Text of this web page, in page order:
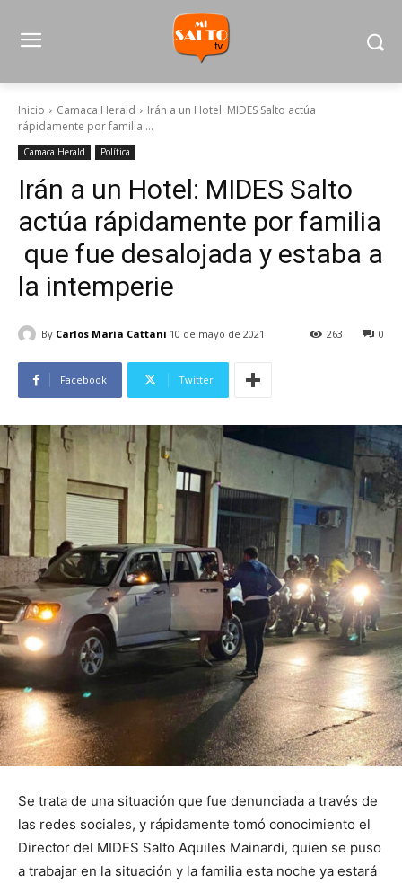
Inicio Camaca Herald
Irán a un Hotel: MIDES Salto actúa
rápidamente por familia ...
Camaca Herald Política
Irán a un Hotel: MIDES Salto
actúa rápidamente por familia
que fue desalojada y estaba a
la intemperie
By Carlos María Cattani 10 de mayo de 2021 0
263
Facebook Twitter
Se trata de una situación que fue denunciada a través de
las redes sociales, y rápidamente tomó conocimiento el
Director del MIDES Salto Aquiles Mainardi, quien se puso
a trabajar en la situación y la familia esta noche ya estará